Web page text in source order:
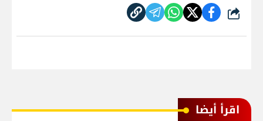
شارك
اقرأ أيضا